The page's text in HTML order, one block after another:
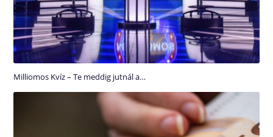
Milliomos Kvíz – Te meddig jutnál a…